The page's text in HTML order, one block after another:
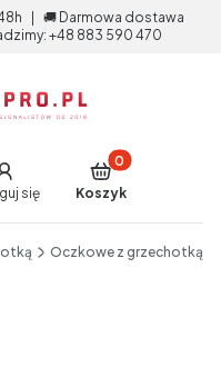
| 🚚 Darmowa dostawa
+48 883 590 470
się
Produkty w
Koszyk
Oczkowe z grzechotką